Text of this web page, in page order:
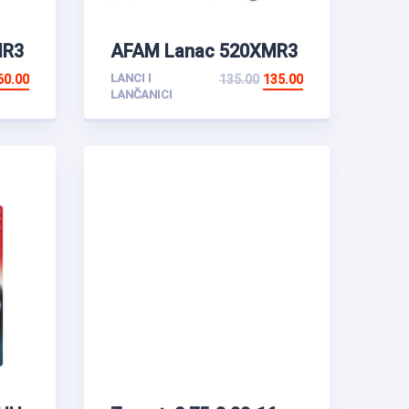
AFAM Lanac 520XMR3
116L
LANCI I
LANČANICI
135.00
135.00